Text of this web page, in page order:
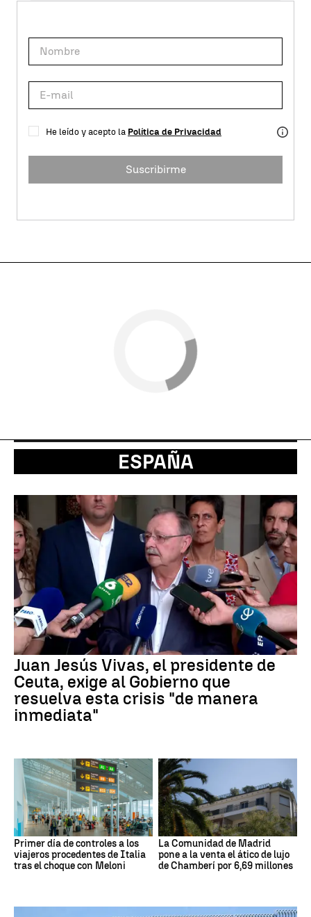
He leído y acepto la Política de Privacidad
Suscribirme
ESPAÑA
Juan Jesús Vivas, el presidente de
Ceuta, exige al Gobierno que
resuelva esta crisis "de manera
inmediata"
Primer día de controles a los
viajeros procedentes de Italia
tras el choque con Meloni
La Comunidad de Madrid
pone a la venta el ático de lujo
de Chamberí por 6,69 millones